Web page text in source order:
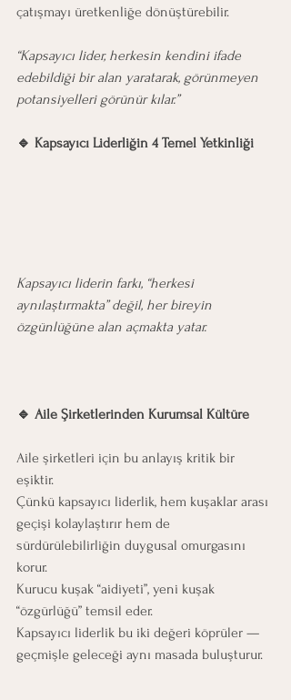
çatışmayı üretkenliğe dönüştürebilir.
“Kapsayıcı lider, herkesin kendini ifade
edebildiği bir alan yaratarak, görünmeyen
potansiyelleri görünür kılar.”
🔹 Kapsayıcı Liderliğin 4 Temel Yetkinliği
Kapsayıcı liderin farkı, “herkesi
aynılaştırmakta” değil, her bireyin
özgünlüğüne alan açmakta yatar.
🔹 Aile Şirketlerinden Kurumsal Kültüre
Aile şirketleri için bu anlayış kritik bir
eşiktir.
Çünkü kapsayıcı liderlik, hem kuşaklar arası
geçişi kolaylaştırır hem de
sürdürülebilirliğin duygusal omurgasını
korur.
Kurucu kuşak “aidiyeti”, yeni kuşak
“özgürlüğü” temsil eder.
Kapsayıcı liderlik bu iki değeri köprüler —
geçmişle geleceği aynı masada buluşturur.